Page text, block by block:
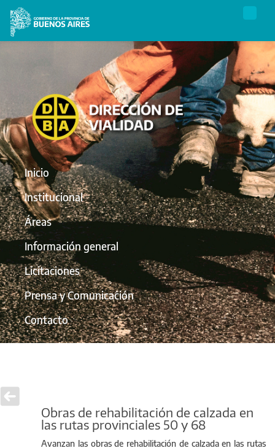
Inicio
Institucional
Áreas
Información general
Licitaciones
Prensa y Comunicación
Contacto
Obras de rehabilitación de calzada en
las rutas provinciales 50 y 68
Avanzan las obras de rehabilitación de calzada en las rutas